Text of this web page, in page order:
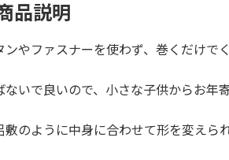
品説明
ンやファスナーを使わず、巻くだけで
ないで良いので、小さな子供からお年
敷のように中身に合わせて形を変えら